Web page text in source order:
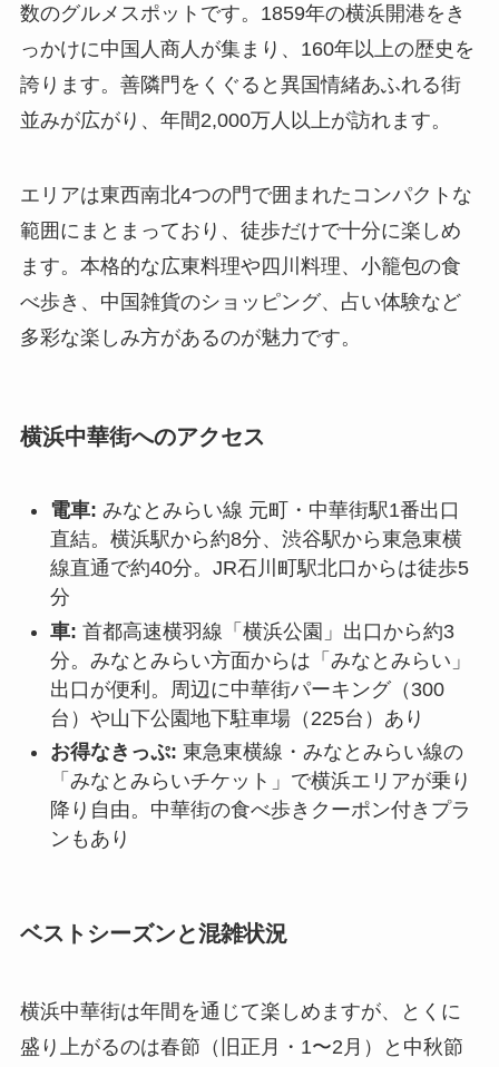
数のグルメスポットです。1859年の横浜開港をき
っかけに中国人商人が集まり、160年以上の歴史を
誇ります。善隣門をくぐると異国情緒あふれる街
並みが広がり、年間2,000万人以上が訪れます。
エリアは東西南北4つの門で囲まれたコンパクトな
範囲にまとまっており、徒歩だけで十分に楽しめ
ます。本格的な広東料理や四川料理、小籠包の食
べ歩き、中国雑貨のショッピング、占い体験など
多彩な楽しみ方があるのが魅力です。
横浜中華街へのアクセス
電車: みなとみらい線 元町・中華街駅1番出口
直結。横浜駅から約8分、渋谷駅から東急東横
線直通で約40分。JR石川町駅北口からは徒歩5
分
車: 首都高速横羽線「横浜公園」出口から約3
分。みなとみらい方面からは「みなとみらい」
出口が便利。周辺に中華街パーキング（300
台）や山下公園地下駐車場（225台）あり
お得なきっぷ: 東急東横線・みなとみらい線の
「みなとみらいチケット」で横浜エリアが乗り
降り自由。中華街の食べ歩きクーポン付きプラ
ンもあり
ベストシーズンと混雑状況
横浜中華街は年間を通じて楽しめますが、とくに
盛り上がるのは春節（旧正月・1〜2月）と中秋節